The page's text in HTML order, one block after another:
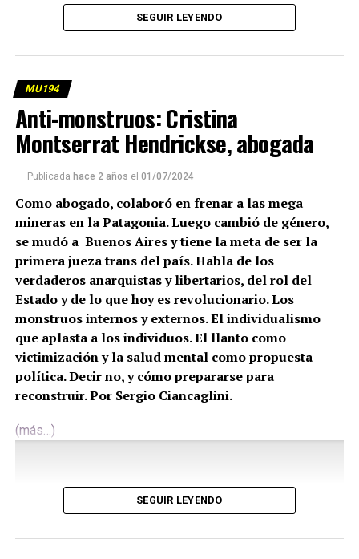
SEGUIR LEYENDO
MU194
Anti-monstruos: Cristina
Montserrat Hendrickse, abogada
Publicada hace 2 años el 01/07/2024
Como abogado, colaboró en frenar a las mega
mineras en la Patagonia. Luego cambió de género,
se mudó a Buenos Aires y tiene la meta de ser la
primera jueza trans del país. Habla de los
verdaderos anarquistas y libertarios, del rol del
Estado y de lo que hoy es revolucionario. Los
monstruos internos y externos. El individualismo
que aplasta a los individuos. El llanto como
victimización y la salud mental como propuesta
política. Decir no, y cómo prepararse para
reconstruir. Por Sergio Ciancaglini.
(más…)
SEGUIR LEYENDO